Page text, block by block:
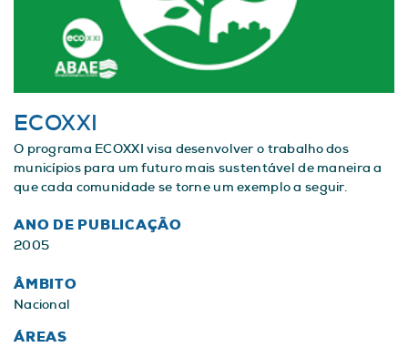
ECOXXI
O programa ECOXXI visa desenvolver o trabalho dos
municípios para um futuro mais sustentável de maneira a
que cada comunidade se torne um exemplo a seguir.
ANO DE PUBLICAÇÃO
2005
ÂMBITO
Nacional
ÁREAS